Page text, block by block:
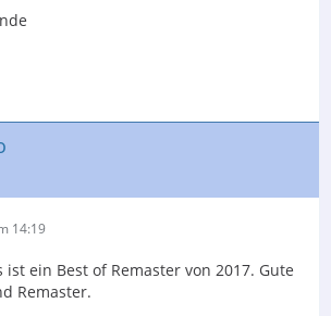
14:19
ist ein Best of Remaster von 2017. Gute
Remaster.